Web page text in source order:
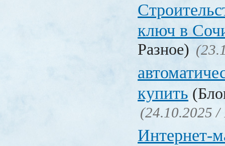
ключ в
Разное)
купить
(24.10.2025 /
Интернет-